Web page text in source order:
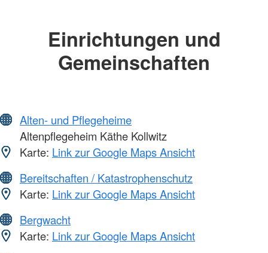
Einrichtungen und
Gemeinschaften
Alten- und Pflegeheime
Altenpflegeheim Käthe Kollwitz
Karte: Link zur Google Maps Ansicht
Bereitschaften / Katastrophenschutz
Karte: Link zur Google Maps Ansicht
Bergwacht
Karte: Link zur Google Maps Ansicht